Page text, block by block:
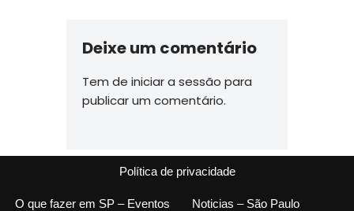
Deixe um comentário
Tem de iniciar a sessão para
publicar um comentário.
Política de privacidade
O que fazer em SP – Eventos
Noticias – São Paulo